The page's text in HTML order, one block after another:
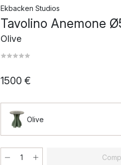
Ekbacken Studios
Tavolino Anemone
Olive
1500 €
Olive